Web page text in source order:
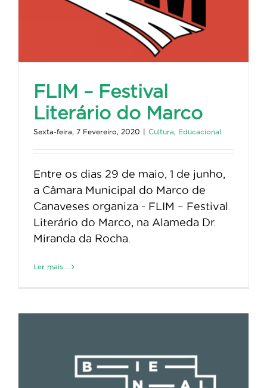
FLIM – Festival
Literário do Marco
Sexta-feira, 7 Fevereiro, 2020 | Cultura, Educacional
Entre os dias 29 de maio, 1 de junho,
a Câmara Municipal do Marco de
Canaveses organiza - FLIM – Festival
Literário do Marco, na Alameda Dr.
Miranda da Rocha.
Ler mais...